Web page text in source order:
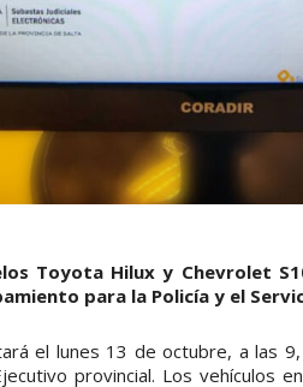
Toyota Hilux y Chevrolet
para la Policía y el
el lunes 13 de octubre, a las
provincial. Los vehículos